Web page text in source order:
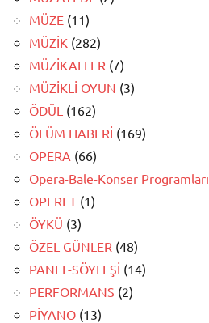
MÜZE (11)
MÜZİK (282)
MÜZİKALLER (7)
MÜZİKLİ OYUN (3)
ÖDÜL (162)
ÖLÜM HABERİ (169)
OPERA (66)
Opera-Bale-Konser Programları
OPERET (1)
ÖYKÜ (3)
ÖZEL GÜNLER (48)
PANEL-SÖYLEŞİ (14)
PERFORMANS (2)
PİYANO (13)